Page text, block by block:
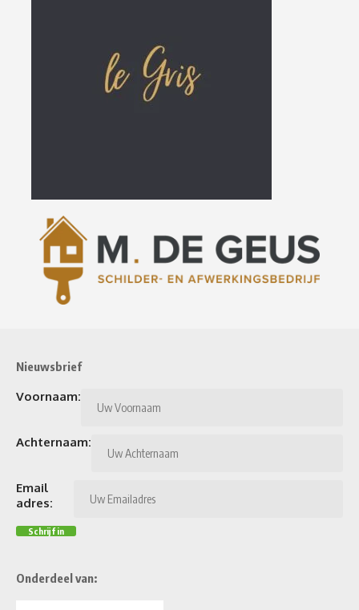
Nieuwsbrief
Voornaam:
Achternaam:
Email
adres:
Onderdeel van: